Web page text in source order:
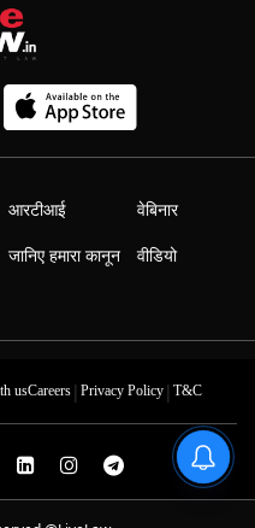
आरटीआई
जानिए हमारा कानून
वेबिनार
वीडियो
usCareers| Privacy Policy| T&C